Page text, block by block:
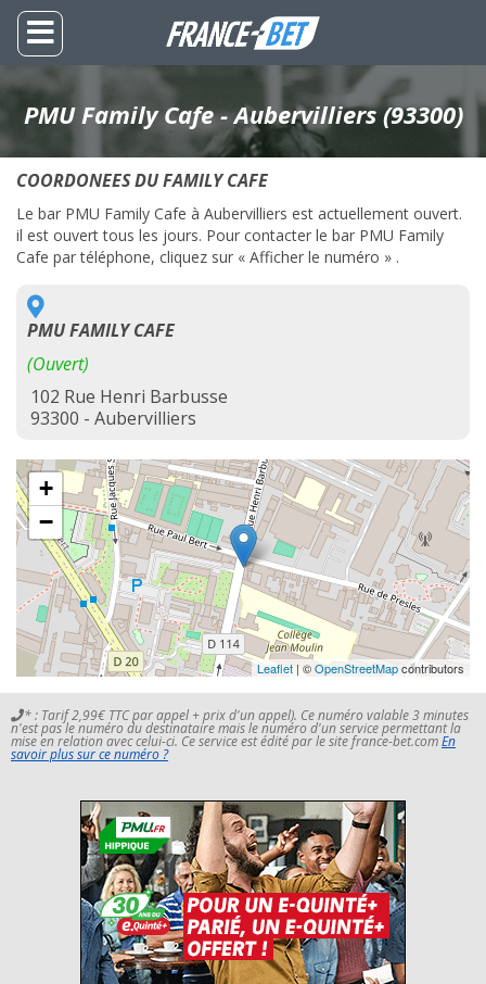
PMU Family Cafe - Aubervilliers (93300)
COORDONEES DU FAMILY CAFE
Le bar PMU Family Cafe à Aubervilliers est actuellement ouvert.
il est ouvert tous les jours. Pour contacter le bar PMU Family
Cafe par téléphone, cliquez sur « Afficher le numéro » .
PMU FAMILY CAFE
(Ouvert)
102 Rue Henri Barbusse
93300 - Aubervilliers
+
−
Leaflet | ©OpenStreetMapcontributors
* : Tarif 2,99€ TTC par appel + prix d'un appel). Ce numéro valable 3 minutes
n'est pas le numéro du destinataire mais le numéro d'un service permettant la
mise en relation avec celui-ci. Ce service est édité par le site france-bet.comEn
savoir plus sur ce numéro ?